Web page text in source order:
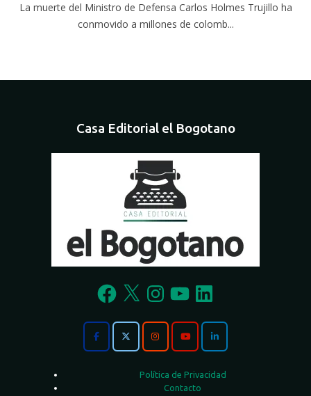
La muerte del Ministro de Defensa Carlos Holmes Trujillo ha
conmovido a millones de colomb...
Casa Editorial el Bogotano
Facebook
X InstagramYouTubeLinkedIn
Política de Privacidad
Contacto